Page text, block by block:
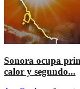
Sonora ocupa
calor y segundo...